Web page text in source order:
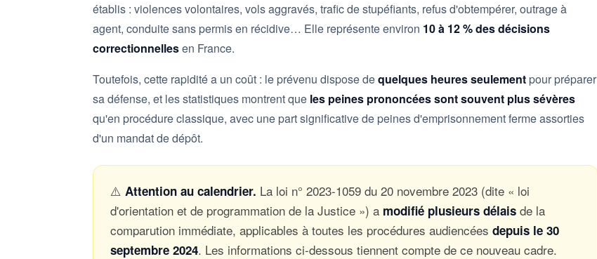
établis : violences volontaires, vols aggravés, trafic de stupéfiants, refus d'obtempérer, outrage à
agent, conduite sans permis en récidive… Elle représente environ 10 à 12 % des décisions
correctionnellesen France.
Toutefois, cette rapidité a un coût : le prévenu dispose dequelques heures seulement pour préparer
sa défense, et les statistiques montrent que les peines prononcées sont souvent plus sévères
qu'en procédure classique, avec une part significative de peines d'emprisonnement ferme assorties
d'un mandat de dépôt.
⚠️ Attention au calendrier. La loi n° 2023-1059 du 20 novembre 2023 (dite « loi
d'orientation et de programmation de la Justice ») a modifié plusieurs délais de la
comparution immédiate, applicables à toutes les procédures audiencées depuis le 30
septembre 2024. Les informations ci-dessous tiennent compte de ce nouveau cadre.